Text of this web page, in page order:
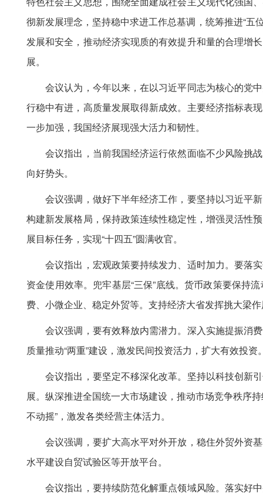
彻新发展理念，坚持稳中求进工作总基调，统筹推进“五
发展和安全，推动经济实现质的有效提升和量的合理增
展。
会议认为，今年以来，在以习近平同志为核心的党中
行稳中有进，高质量发展取得新成效。主要经济指标表
一步加强，我国经济展现强大活力和韧性。
会议指出，当前我国经济运行依然面临不少风险挑战
向好势头。
会议强调，做好下半年经济工作，要坚持以习近平新
构建新发展格局，保持政策连续性稳定性，增强灵活性
展目标任务，实现“十四五”圆满收官。
会议指出，宏观政策要持续发力、适时加力。要落实
资金使用效率。兜牢基层“三保”底线。货币政策要保持
费、小微企业、稳定外贸等。支持经济大省发挥挑大梁
会议强调，要有效释放内需潜力。深入实施提振消费
质量推动“两重”建设，激发民间投资活力，扩大有效投资
会议指出，要坚定不移深化改革。坚持以科技创新引
展。纵深推进全国统一大市场建设，推动市场竞争秩序
不动摇”，激发各类经营主体活力。
会议强调，要扩大高水平对外开放，稳住外贸外资基
水平建设自贸试验区等开放平台。
会议指出，要持续防范化解重点领域风险。落实好中